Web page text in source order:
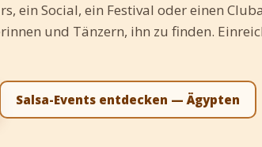
ein Social, ein Festival oder einen
und Tänzern, ihn zu finden.
Salsa-Events entdecken — Ägypten